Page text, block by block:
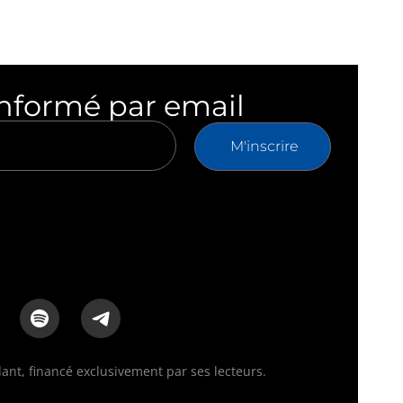
par email
M'inscrire
financé exclusivement par ses lecteurs.